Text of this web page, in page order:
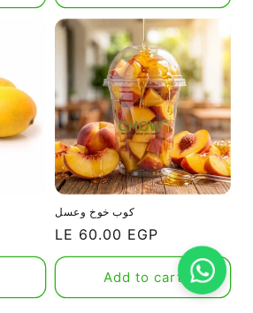
كوب خوخ وعسل
Regular
price
LE 60.00 EGP
Add to cart